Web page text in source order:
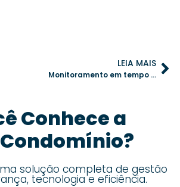
LEIA MAIS
Monitoramento em tempo real: Como acompanhar o fluxo de moradores e visitantes no condomínio
Conhece a
solução completa de gestão
tecnologia e eficiência.